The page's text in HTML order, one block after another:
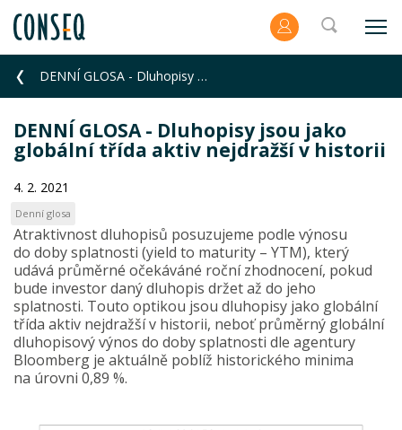
DENNÍ GLOSA - Dluhopisy jsou jako globální třída aktiv nejdražší v historii
DENNÍ GLOSA - Dluhopisy jsou jako
globální třída aktiv nejdražší v historii
4. 2. 2021
Denní glosa
Atraktivnost dluhopisů posuzujeme podle výnosu
do doby splatnosti (yield to maturity – YTM), který
udává průměrné očekáváné roční zhodnocení, pokud
bude investor daný dluhopis držet až do jeho
splatnosti. Touto optikou jsou dluhopisy jako globální
třída aktiv nejdražší v historii, neboť průměrný globální
dluhopisový výnos do doby splatnosti dle agentury
Bloomberg je aktuálně poblíž historického minima
na úrovni 0,89 %.